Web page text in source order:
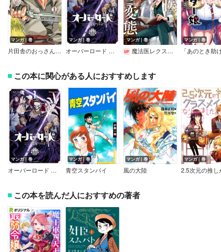
マンガ｜巻
片田舎のおっさん、剣聖になる～ただの田舎の剣術師範だったのに、大成した弟子たちが俺を放ってくれない件～
マンガ｜巻
オーバーロード ＜新＞世界編
マンガ｜巻
魔法医レクスの変態カルテ
マンガ｜巻
この本に関心がある人におすすめします
マンガ｜巻
オーバーロード ＜新＞世界編
マンガ｜巻
青空スタンバイ
マンガ｜巻
風の大陸
マンガ｜巻
この本を読んだ人におすすめの著者